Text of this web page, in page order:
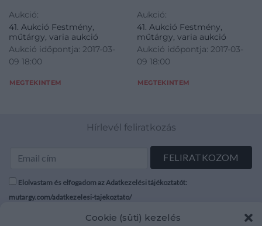
Cookie (süti) kezelés
Aukció:
41. Aukció Festmény,
műtárgy, varia aukció
Aukció időpontja: 2017-03-
09 18:00
MEGTEKINTEM
Aukció:
41. Aukció Festmény,
műtárgy, varia aukció
Aukció időpontja: 2017-03-
09 18:00
MEGTEKINTEM
Hírlevél feliratkozás
Elolvastam és elfogadom az Adatkezelési tájékoztatót:
mutargy.com/adatkezelesi-tajekoztato/